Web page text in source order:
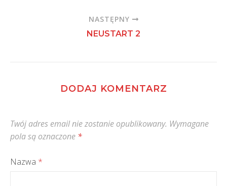
NASTĘPNY
NEUSTART 2
DODAJ KOMENTARZ
Twój adres email nie zostanie opublikowany. Wymagane
pola są oznaczone *
Nazwa *